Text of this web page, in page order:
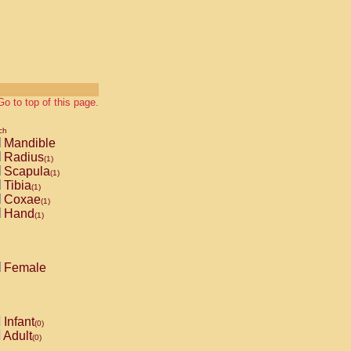
to top of this page.
Mandible
Radius(1)
Scapula(1)
Tibia(1)
Coxae(1)
Hand(1)
Female
Infant(0)
Adult(0)